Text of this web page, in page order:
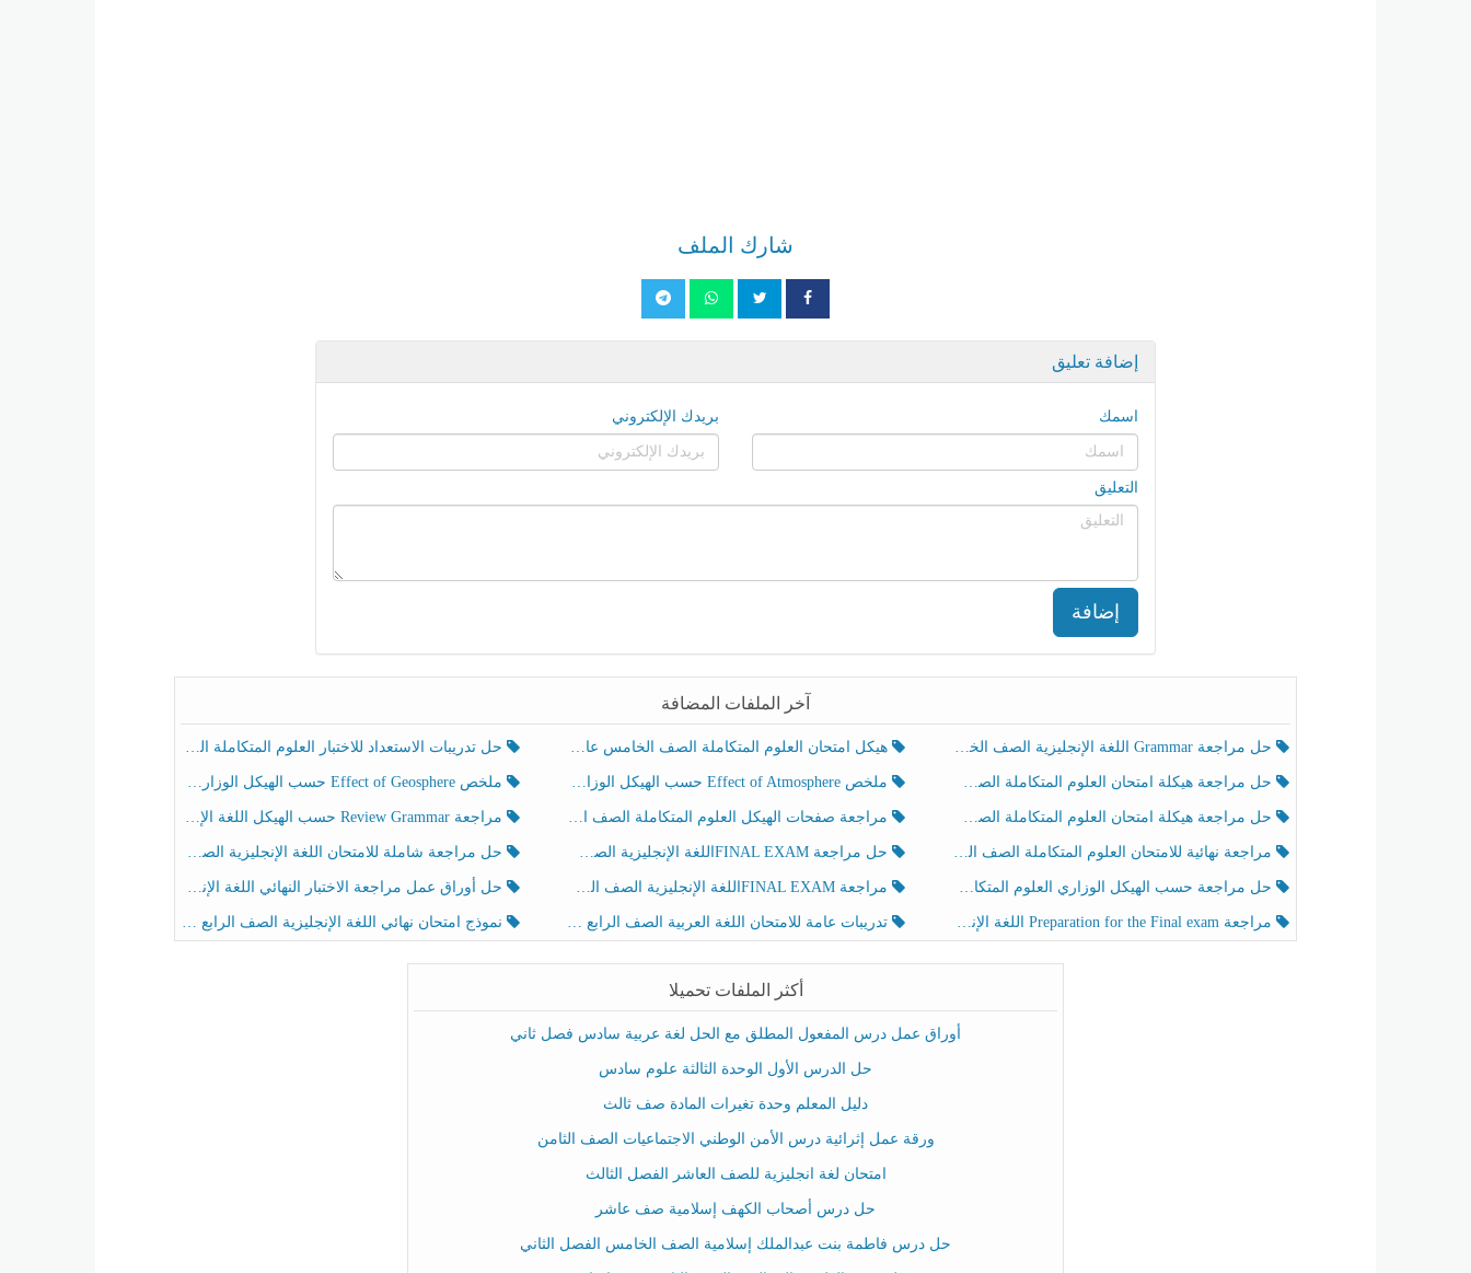
شارك الملف
إضافة تعليق
اسمك بريدك الإلكتروني
التعليق
إضافة
آخر الملفات المضافة
حل مراجعة Grammar اللغة الإنجليزية الصف الخامس الفصل الثالث هيكل امتحان العلوم المتكاملة الصف الخامس عام الفصل الدراسي الثالث 2025-2026 حل تدريبات الاستعداد للاختبار العلوم المتكاملة الصف الخامس عام الفصل الثالث
حل مراجعة هيكلة امتحان العلوم المتكاملة الصف الخامس انسبير الفصل الثالث ملخص Effect of Atmosphere حسب الهيكل الوزاري العلوم المتكاملة الصف الخامس انسبير الفصل الثالث ملخص Effect of Geosphere حسب الهيكل الوزاري العلوم المتكاملة الصف الخامس انسبير الفصل الثالث
حل مراجعة هيكلة امتحان العلوم المتكاملة الصف الخامس عام الفصل الثالث مراجعة صفحات الهيكل العلوم المتكاملة الصف الخامس انسبير الفصل الثالث مراجعة Review Grammar حسب الهيكل اللغة الإنجليزية الصف الخامس الفصل الثالث
مراجعة نهائية للامتحان العلوم المتكاملة الصف الخامس انسبير الفصل الثالث حل مراجعة FINAL EXAMاللغة الإنجليزية الصف الخامس الفصل الثالث حل مراجعة شاملة للامتحان اللغة الإنجليزية الصف الخامس الفصل الثالث
حل مراجعة حسب الهيكل الوزاري العلوم المتكاملة الصف الخامس عام الفصل الثالث مراجعة FINAL EXAMاللغة الإنجليزية الصف الخامس الفصل الثالث حل أوراق عمل مراجعة الاختبار النهائي اللغة الإنجليزية الصف الرابع الفصل الثالث
مراجعة Preparation for the Final exam اللغة الإنجليزية الصف الرابع الفصل الثالث تدريبات عامة للامتحان اللغة العربية الصف الرابع الفصل الثالث نموذج امتحان نهائي اللغة الإنجليزية الصف الرابع الفصل الثالث
أكثر الملفات تحميلا
أوراق عمل درس المفعول المطلق مع الحل لغة عربية سادس فصل ثاني
حل الدرس الأول الوحدة الثالثة علوم سادس
دليل المعلم وحدة تغيرات المادة صف ثالث
ورقة عمل إثرائية درس الأمن الوطني الاجتماعيات الصف الثامن
امتحان لغة انجليزية للصف العاشر الفصل الثالث
حل درس أصحاب الكهف إسلامية صف عاشر
حل درس فاطمة بنت عبدالملك إسلامية الصف الخامس الفصل الثاني